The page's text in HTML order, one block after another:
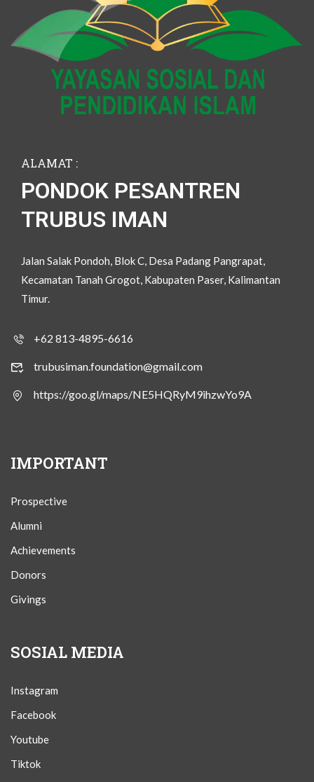
ALAMAT :
PONDOK PESANTREN
TRUBUS IMAN
Jalan Salak Pondoh, Blok C, Desa Padang Pangrapat,
Kecamatan Tanah Grogot, Kabupaten Paser, Kalimantan
Timur.
+62 813-4895-6616
trubusiman.foundation@gmail.com
https://goo.gl/maps/NE5HQRyM9ihzwYo9A
IMPORTANT
Prospective
Alumni
Achievements
Donors
Givings
SOSIAL MEDIA
Instagram
Facebook
Youtube
Tiktok